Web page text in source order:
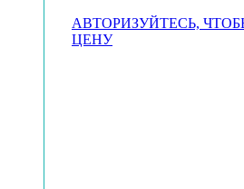
АВТОРИЗУЙТЕСЬ,
ЦЕНУ